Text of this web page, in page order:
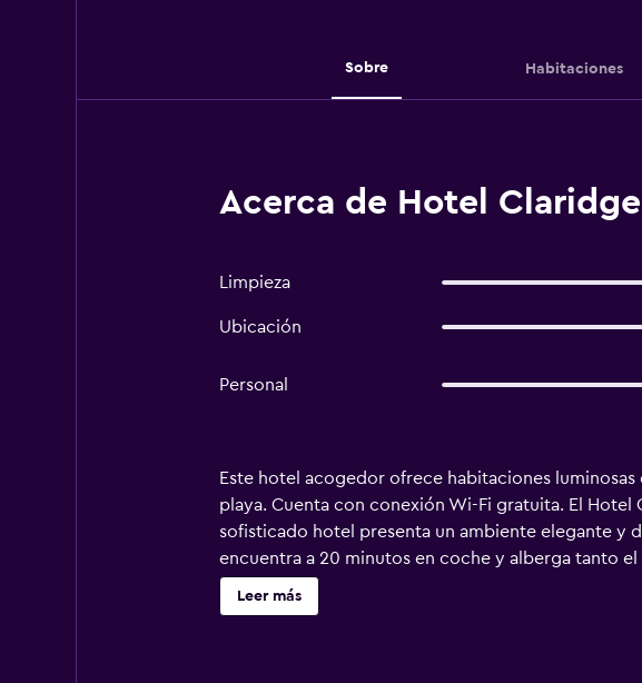
Sobre Habitaciones
Acerca de Hotel
Limpieza
Ubicación
Personal
Este hotel acogedor ofrece habitaciones
playa. Cuenta con conexión Wi-Fi gratuita. El
sofisticado hotel presenta un ambiente elegante y
encuentra a 20 minutos en coche y alberga tanto
UNESCO. El Claridge se sitúa a poco más de 15
Leer más